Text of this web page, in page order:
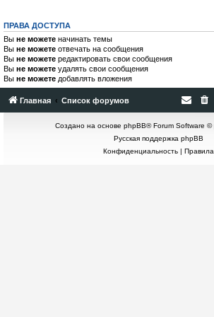
ПРАВА ДОСТУПА
Вы не можете начинать темы
Вы не можете отвечать на сообщения
Вы не можете редактировать свои сообщения
Вы не можете удалять свои сообщения
Вы не можете добавлять вложения
Главная Список форумов
Создано на основе phpBB® Forum Software ©
Русская поддержка phpBB
Конфиденциальность| Правила